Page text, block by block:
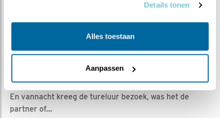
Details tonen
Alles toestaan
Aanpassen
Niet geduld
Romke Visser | Geplaatst op 4 mei 2026, 16:30 |
Vind ik leuk| Bewaar dit filmpje|
151x
Gistermiddag voor het eerst duidelijk in beeld: De
Oeverloper.
En vannacht kreeg de tureluur bezoek, was het de
partner of...